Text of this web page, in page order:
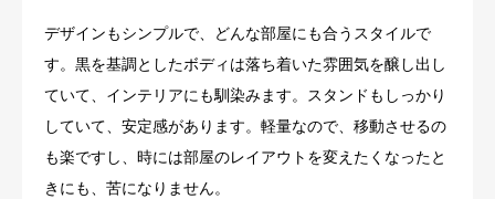
デザインもシンプルで、どんな部屋にも合うスタイルで
す。黒を基調としたボディは落ち着いた雰囲気を醸し出し
ていて、インテリアにも馴染みます。スタンドもしっかり
していて、安定感があります。軽量なので、移動させるの
も楽ですし、時には部屋のレイアウトを変えたくなったと
きにも、苦になりません。